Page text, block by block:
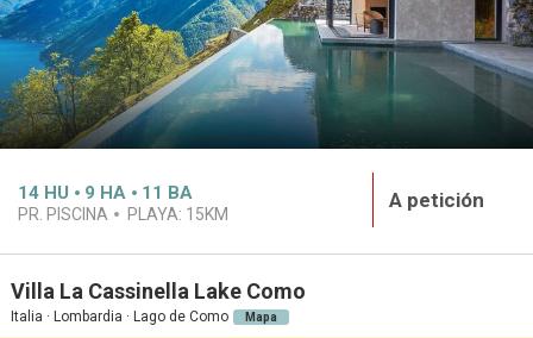
14 HU 9 HA 11 BA
PR. PISCINA PLAYA: 15KM
A petición
Villa La Cassinella Lake Como
Italia · Lombardia · Lago de Como Mapa